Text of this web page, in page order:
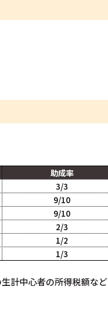
助成率
3/3
9/10
9/10
2/3
1/2
1/3
計中心者の所得税額な